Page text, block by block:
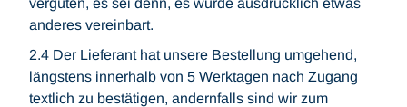
anderes vereinbart.
2.4 Der Lieferant hat unsere Bestellung umgehend,
längstens innerhalb von 5 Werktagen nach Zugang
textlich zu bestätigen, andernfalls sind wir zum